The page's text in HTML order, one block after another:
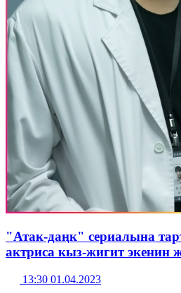
"Атак-даңк" сериалына
актриса кыз-жигит
13:30 01.04.2023